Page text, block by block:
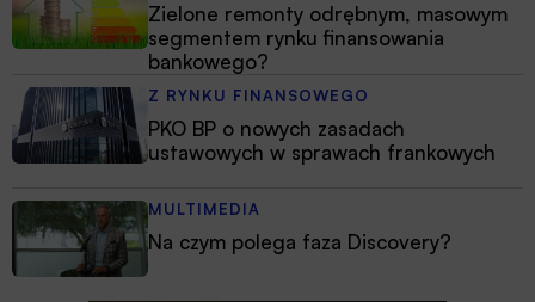
Zielone remonty odrębnym, masowym
segmentem rynku finansowania
bankowego?
Z RYNKU FINANSOWEGO
PKO BP o nowych zasadach
ustawowych w sprawach frankowych
MULTIMEDIA
Na czym polega faza Discovery?